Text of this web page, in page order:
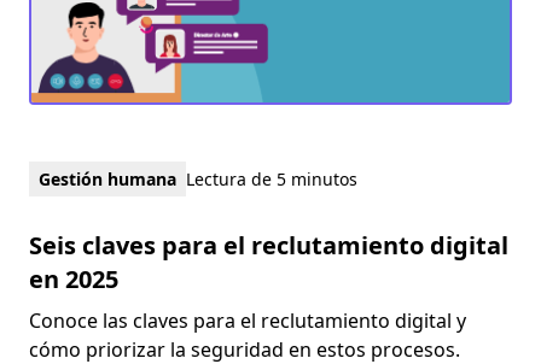
Gestión humana Lectura de 5 minutos
Seis claves para el reclutamiento digital
en 2025
Conoce las claves para el reclutamiento digital y
cómo priorizar la seguridad en estos procesos.